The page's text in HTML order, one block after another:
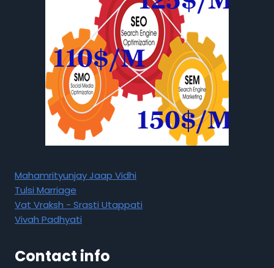
Mahamrityunjay Jaap Vidhi
Tulsi Marriage
Vat Vraksh - Srasti Utappati
Vivah Padhyati
Contact info